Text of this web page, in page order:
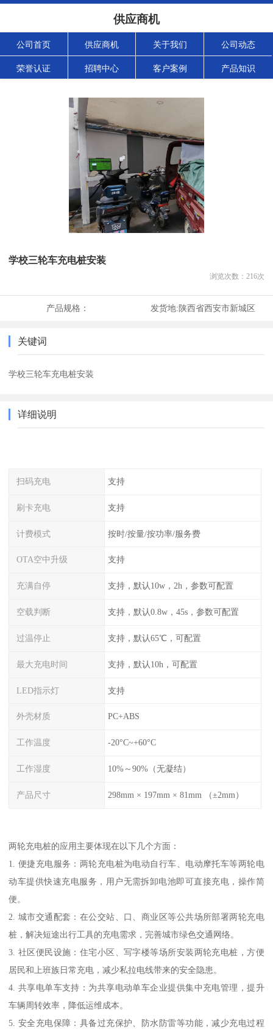
供应商机
公司首页 供应商机 关于我们 公司动态
荣誉认证 招聘中心 客户案例 产品知识
学校三轮车充电桩安装
浏览次数： 216次
产品规格： 发货地:陕西省西安市新城区
关键词
学校三轮车充电桩安装
详细说明
扫码充电 支持
刷卡充电 支持
计费模式 按时/按量/按功率/服务费
OTA空中升级 支持
充满自停 支持，默认10w，2h，参数可配置
空载判断 支持，默认0.8w，45s，参数可配置
过温停止 支持，默认65℃，可配置
最大充电时间 支持，默认10h，可配置
LED指示灯 支持
外壳材质 PC+ABS
工作温度 -20°C~+60°C
工作湿度 10%～90%（无凝结）
产品尺寸 298mm × 197mm × 81mm （±2mm）
两轮充电桩的应用主要体现在以下几个方面：
1. 便捷充电服务：两轮充电桩为电动自行车、电动摩托车等两轮电
动车提供快速充电服务，用户无需拆卸电池即可直接充电，操作简
便。
2. 城市交通配套：在公交站、口、商业区等公共场所部署两轮充电
桩，解决短途出行工具的充电需求，完善城市绿色交通网络。
3. 社区便民设施：住宅小区、写字楼等场所安装两轮充电桩，方便
居民和上班族日常充电，减少私拉电线带来的安全隐患。
4. 共享电单车支持：为共享电动单车企业提供集中充电管理，提升
车辆周转效率，降低运维成本。
5. 安全充电保障：具备过充保护、防水防雷等功能，减少充电过程